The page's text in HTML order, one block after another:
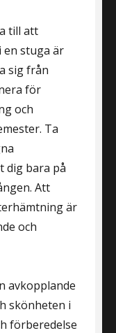
till att
en stuga är
sig från
för
och
Ta
dig bara på
Att
är
och
avkopplande
skönheten i
förberedelse